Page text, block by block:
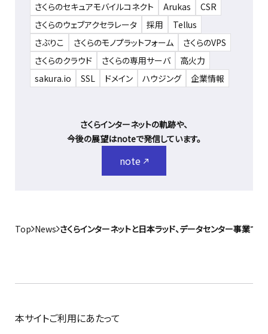
さくらのセキュアモバイルコネクト
Arukas
CSR
さくらのウェブアクセラレータ
採用
Tellus
さぶりこ
さくらのモノプラットフォーム
さくらのVPS
さくらのクラウド
さくらの専用サーバ
高火力
sakura.io
SSL ドメイン ハウジング 企業情報
さくらインターネットの軌跡や、
今後の展望はnoteで発信しています。
note
Top News さくらインターネットと日本ラッド、データセンター事業で
本サイトご利用にあたって